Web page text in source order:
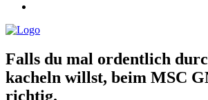
Falls du mal ordentlich
kacheln willst, beim MSC
richtig.